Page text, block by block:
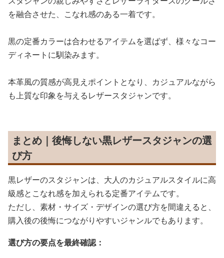
を融合させた、こなれ感のある一着です。
黒の定番カラーは合わせるアイテムを選ばず、様々なコー
ディネートに馴染みます。
本革風の質感が高見えポイントとなり、カジュアルながら
も上質な印象を与えるレザースタジャンです。
まとめ｜後悔しない黒レザースタジャンの選
び方
黒レザーのスタジャンは、大人のカジュアルスタイルに高
級感とこなれ感を加えられる定番アイテムです。
ただし、素材・サイズ・デザインの選び方を間違えると、
購入後の後悔につながりやすいジャンルでもあります。
選び方の要点を最終確認：